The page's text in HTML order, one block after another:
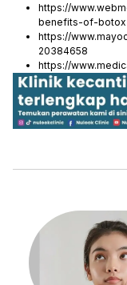
https://
benefits-of-botox
https://
20384658
https://